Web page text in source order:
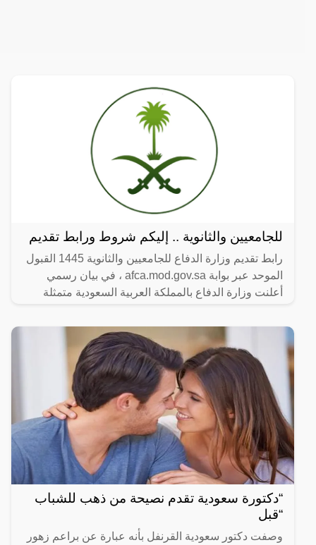
للجامعيين والثانوية .. إليكم شروط ورابط تقديم
رابط تقديم وزارة الدفاع للجامعيين والثانوية 1445 القبول
الموحد عبر بوابة afca.mod.gov.sa ، في بيان رسمي
أعلنت وزارة الدفاع بالمملكة العربية السعودية متمثلة
“دكتورة سعودية تقدم نصيحة من ذهب للشباب
“قبل
وصفت دكتور سعودية القرنفل بأنه عبارة عن براعم زهور